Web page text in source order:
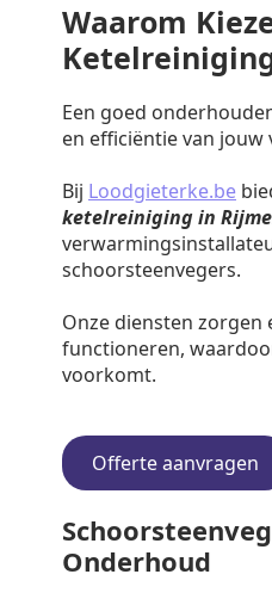
Waarom
Een goed
en efficiëntie van
Bij Loodgieterke.be
ketelreiniging in
schoorsteenvegers.
Onze diensten
functioneren,
voorkomt.
Offerte aanvragen
Onderhoud